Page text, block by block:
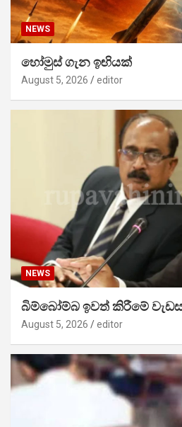
NEWS
හෝමුස් ගැන ඉඟියක්
August 5, 2026 editor
NEWS
බිම්බෝම්බ ඉවත් කිරීමේ
August 5, 2026 editor